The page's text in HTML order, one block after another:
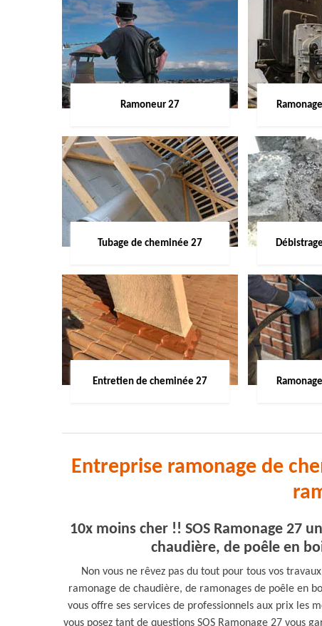
Ramoneur 27
Tubage de cheminée 27
Entretien de cheminée 27
Entreprise ramonage de
10x moins cher !! SOS Ramonage 27
chaudière, de poêle en
Non vous ne rêvez pas du tout pour tous vos
ramonage de chaudière, de ramonages de poêle en
vous offre ses services de professionnels aux prix les
vous posez tant de questions SOS Ramonage 27 vous